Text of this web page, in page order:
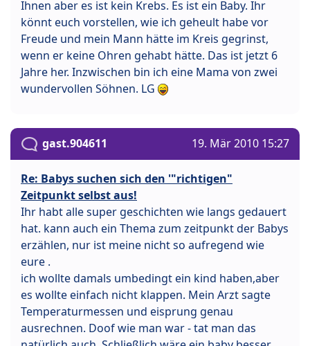
Ihnen aber es ist kein Krebs. Es ist ein Baby. Ihr
könnt euch vorstellen, wie ich geheult habe vor
Freude und mein Mann hätte im Kreis gegrinst,
wenn er keine Ohren gehabt hätte. Das ist jetzt 6
Jahre her. Inzwischen bin ich eine Mama von zwei
wundervollen Söhnen. LG
gast.904611 19. Mär 2010 15:27
Re: Babys suchen sich den '"richtigen"
Zeitpunkt selbst aus!
Ihr habt alle super geschichten wie langs gedauert
hat. kann auch ein Thema zum zeitpunkt der Babys
erzählen, nur ist meine nicht so aufregend wie
eure .
ich wollte damals umbedingt ein kind haben,aber
es wollte einfach nicht klappen. Mein Arzt sagte
Temperaturmessen und eisprung genau
ausrechnen. Doof wie man war - tat man das